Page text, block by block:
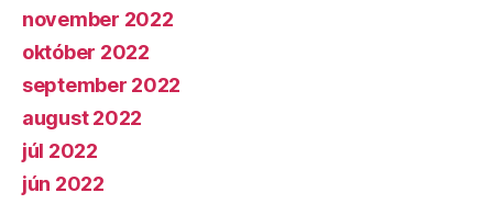
november 2022
október 2022
september 2022
august 2022
júl 2022
jún 2022